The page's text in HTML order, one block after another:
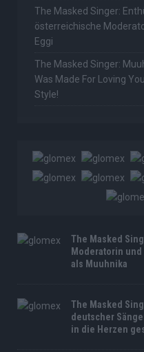
The Masked Singer:
österreichische
Eggi
The Masked Singer:
Was Made For Loving
Style!
The Masked
Moderatorin
als Muuhnika
The Masked
deutscher
in die Herzen